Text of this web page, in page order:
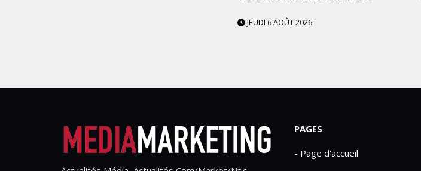
JEUDI 6 AOÛT 2026
PAGES
- Page d'accueil